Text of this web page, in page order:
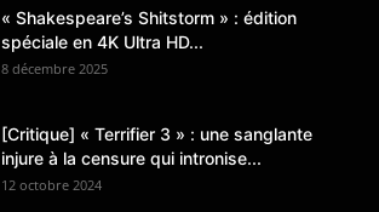
« Shakespeare’s Shitstorm » : édition
spéciale en 4K Ultra HD...
8 décembre 2025
[Critique] « Terrifier 3 » : une sanglante
injure à la censure qui intronise...
12 octobre 2024